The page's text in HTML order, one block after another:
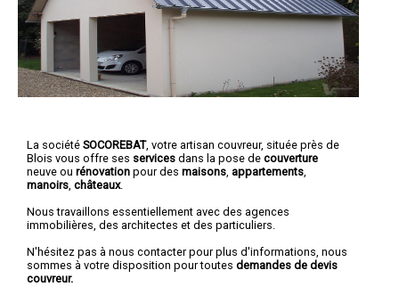
La société SOCOREBAT, votre artisan couvreur, située près de
Blois vous offre ses services dans la pose de couverture
neuve ou rénovation pour des maisons appartements
manoirs châteaux.
Nous travaillons essentiellement avec des agences
immobilières, des architectes et des particuliers.
N'hésitez pas à nous contacter pour plus d'informations, nous
sommes à votre disposition pour toutes demandes de devis
couvreur.